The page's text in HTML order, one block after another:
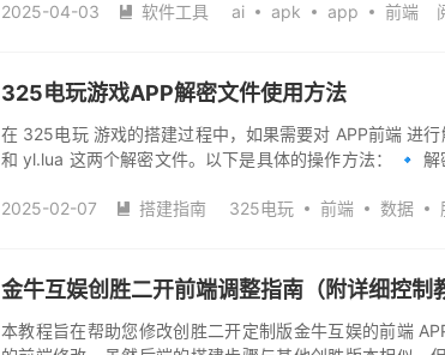
2025-04-03
 软件工具 ai apk app 前端
325电玩游戏APP解密文件使用方法
在 325电玩 游戏的搭建过程中，如果需要对 APP前端 进
和 yl.lua 这两个解密文件。以下是具体的操作方法： 🔹
2025-02-07
 搭建指南 325电玩 前端 数据
金牛互娱创胜二开前端调整指南（附详细控制
本教程旨在帮助您修改创胜二开定制版金牛互娱的前端